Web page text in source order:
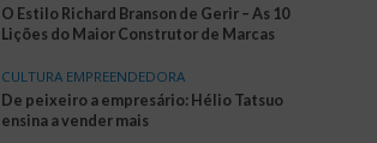
O Estilo Richard Branson de Gerir – As 10
Lições do Maior Construtor de Marcas
CULTURA EMPREENDEDORA
De peixeiro a empresário: Hélio Tatsuo
ensina a vender mais